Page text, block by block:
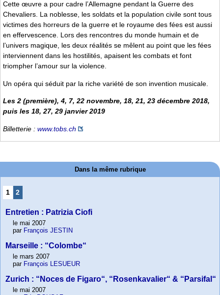
Cette œuvre a pour cadre l’Allemagne pendant la Guerre des
Chevaliers. La noblesse, les soldats et la population civile sont tous
victimes des horreurs de la guerre et le royaume des fées est aussi
en effervescence. Lors des rencontres du monde humain et de
l’univers magique, les deux réalités se mêlent au point que les fées
interviennent dans les hostilités, apaisent les combats et font
triompher l’amour sur la violence.
Un opéra qui séduit par la riche variété de son invention musicale.
Les 2 (première), 4, 7, 22 novembre, 18, 21, 23 décembre 2018,
puis les 18, 27, 29 janvier 2019
Billetterie : www.tobs.ch
Dans la même rubrique
1 2
Entretien : Patrizia Ciofi
le mai 2007
par François JESTIN
Marseille : “Colombe“
le mars 2007
par François LESUEUR
Zurich : “Noces de Figaro“, “Rosenkavalier“ & “Parsifal“
le mai 2007